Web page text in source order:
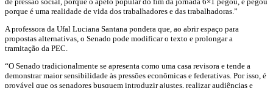
porque é uma realidade de vida dos trabalhadores e das trabalhadoras.”
A professora da Ufal Luciana Santana pondera que, ao abrir espaço para
propostas alternativas, o Senado pode modificar o texto e prolongar a
tramitação da PEC.
“O Senado tradicionalmente se apresenta como uma casa revisora e tende a
demonstrar maior sensibilidade às pressões econômicas e federativas. Por isso, é
provável que os senadores busquem introduzir ajustes, realizar audiências e